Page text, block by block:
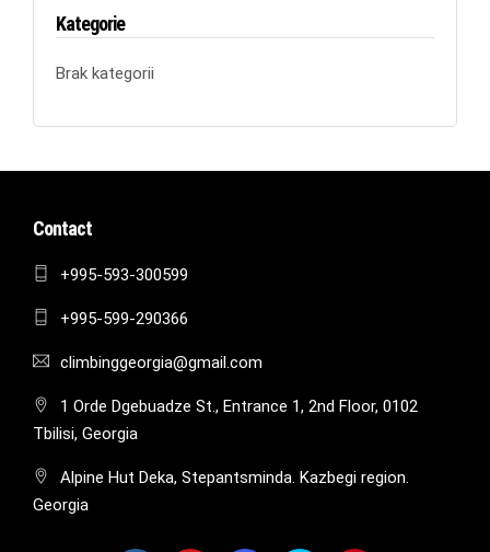
Kategorie
Brak kategorii
Contact
+995-593-300599
+995-599-290366
climbinggeorgia@gmail.com
1 Orde Dgebuadze St., Entrance 1, 2nd Floor, 0102
Tbilisi, Georgia
Alpine Hut Deka, Stepantsminda. Kazbegi region.
Georgia